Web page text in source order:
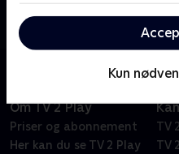
Kun
mor og det faktum, at hun
Om TV 2 Play
Priser og abonnement
Her kan du se TV 2 Play
TV 2
TV